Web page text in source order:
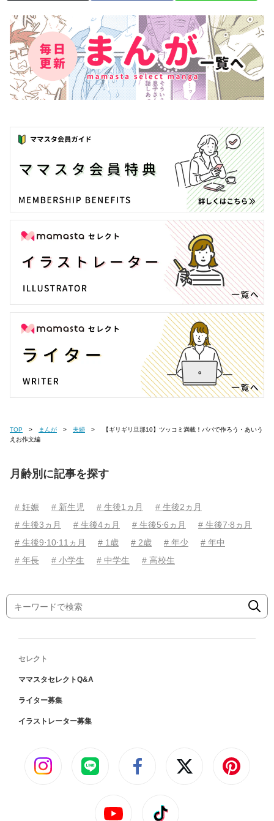
TOP まんが 夫婦
えお作文編
月齢別に記事を探す
# 妊娠 # 新生児 # 生後1ヵ月
# 生後2ヵ月
# 生後3ヵ月
# 生後4ヵ月 # 生後5⋅6ヵ月
# 生後7⋅8ヵ月
# 生後9⋅10⋅11ヵ月
# 1歳 # 2歳 # 年少
# 年中
# 年長
# 小学生 # 中学生 # 高校生
セレクト
ママスタセレクトQ&A
ライター募集
イラストレーター募集